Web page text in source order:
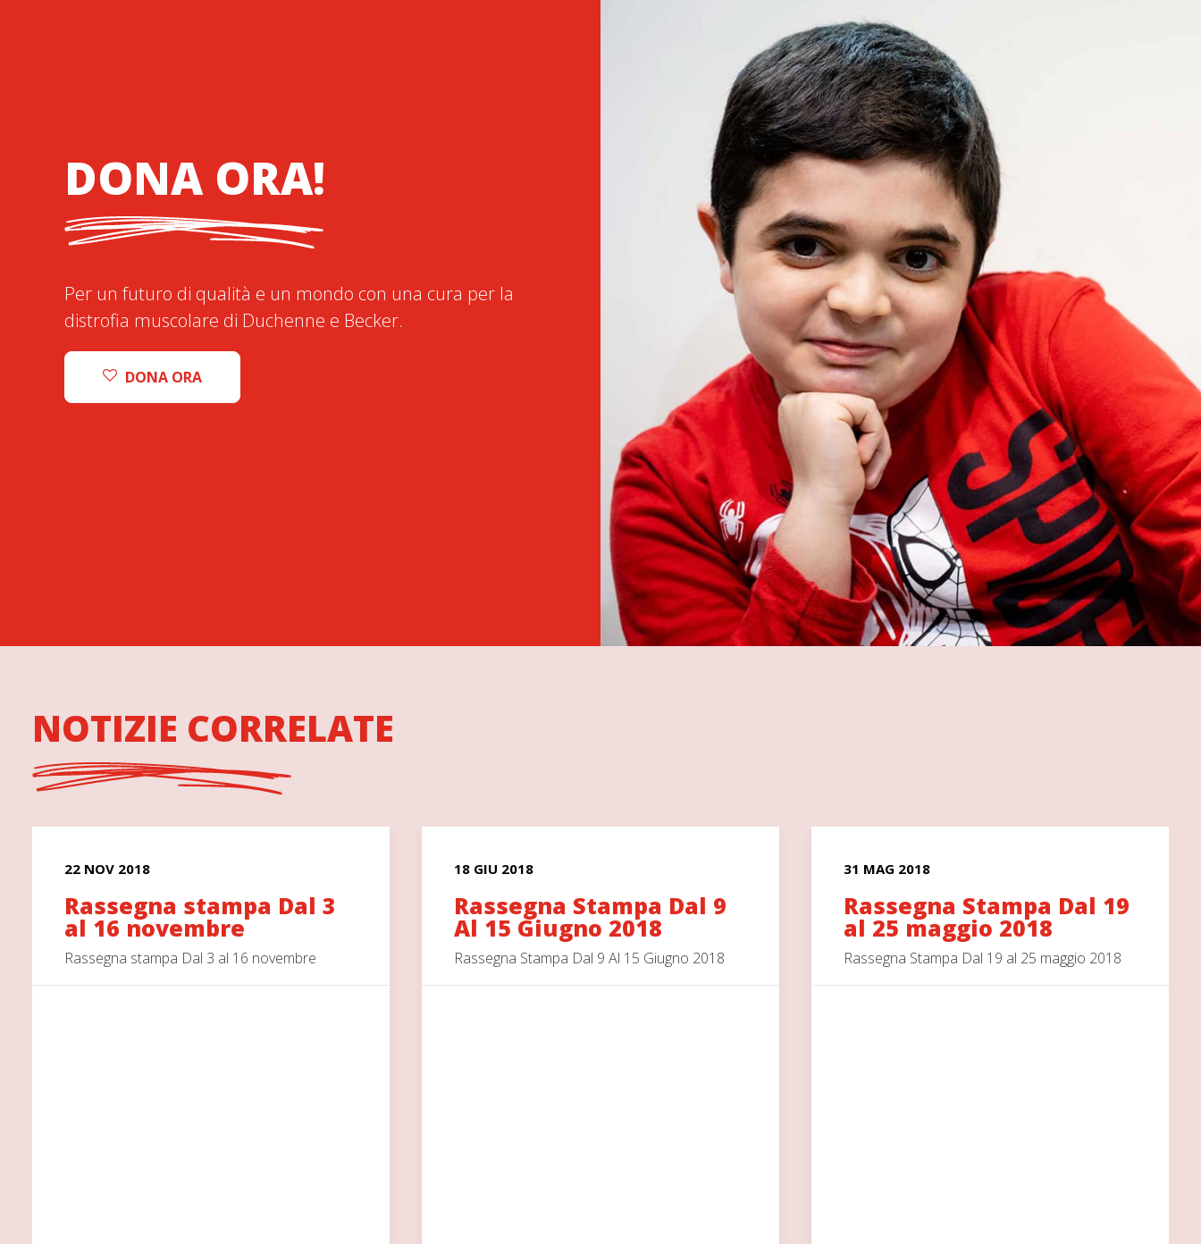
DONA ORA!
Per un futuro di qualità e un mondo con una cura per la
distrofia muscolare di Duchenne e Becker.
DONA ORA
NOTIZIE CORRELATE
22 NOV 2018
Rassegna stampa Dal 3
al 16 novembre
Rassegna stampa Dal 3 al 16 novembre
18 GIU 2018
Rassegna Stampa Dal 9
Al 15 Giugno 2018
Rassegna Stampa Dal 9 Al 15 Giugno 2018
31 MAG 2018
Rassegna Stampa Dal 19
al 25 maggio 2018
Rassegna Stampa Dal 19 al 25 maggio 2018